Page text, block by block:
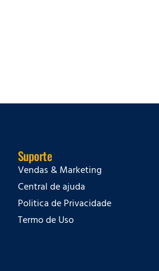
Suporte
Vendas & Marketing
Central de ajuda
Politica de Privacidade
Termo de Uso